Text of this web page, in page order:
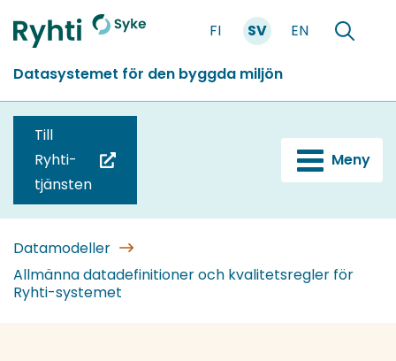
till
Förstasidan
FI SV EN
Söka
Datasystemet för den byggda miljön
Till
Ryhti-
tjänsten
blir
omdirigerad
till
en
annan
Meny
Datamodeller
Allmänna datadefinitioner och kvalitetsregler för
Ryhti-systemet